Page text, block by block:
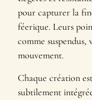
pour capturer la
féerique. Leurs
comme
mouvement.
Chaque création
subtilement